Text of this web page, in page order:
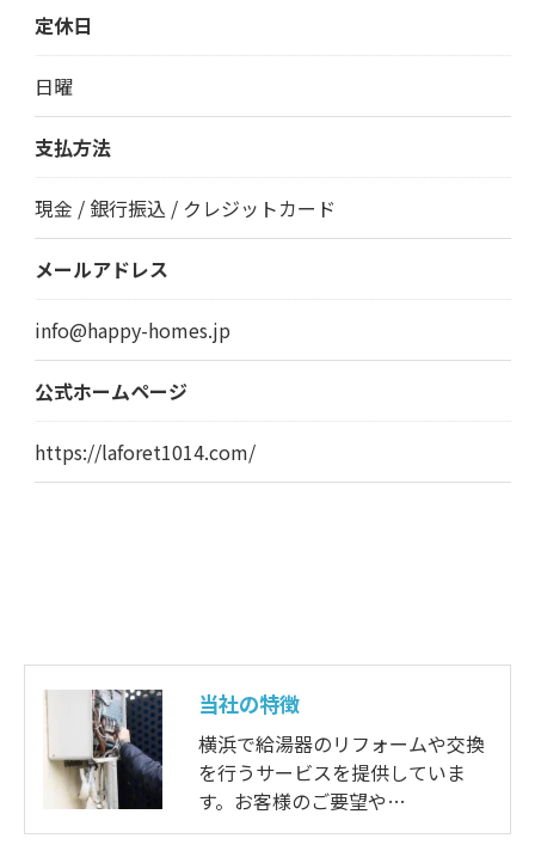
定休日
日曜
支払方法
現金 / 銀行振込 / クレジットカード
メールアドレス
info@happy-homes.jp
公式ホームページ
https://laforet1014.com/
当社の特徴
横浜で給湯器のリフォームや交換
を行うサービスを提供していま
す。お客様のご要望や…